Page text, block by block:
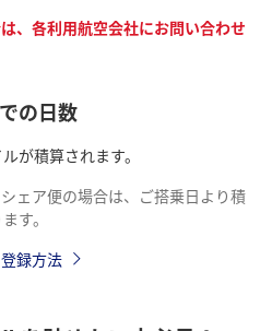
、各利用航空会社にお問い合わせ
の日数
が積算されます。
ェア便の場合は、ご搭乗日より積
す。
録方法